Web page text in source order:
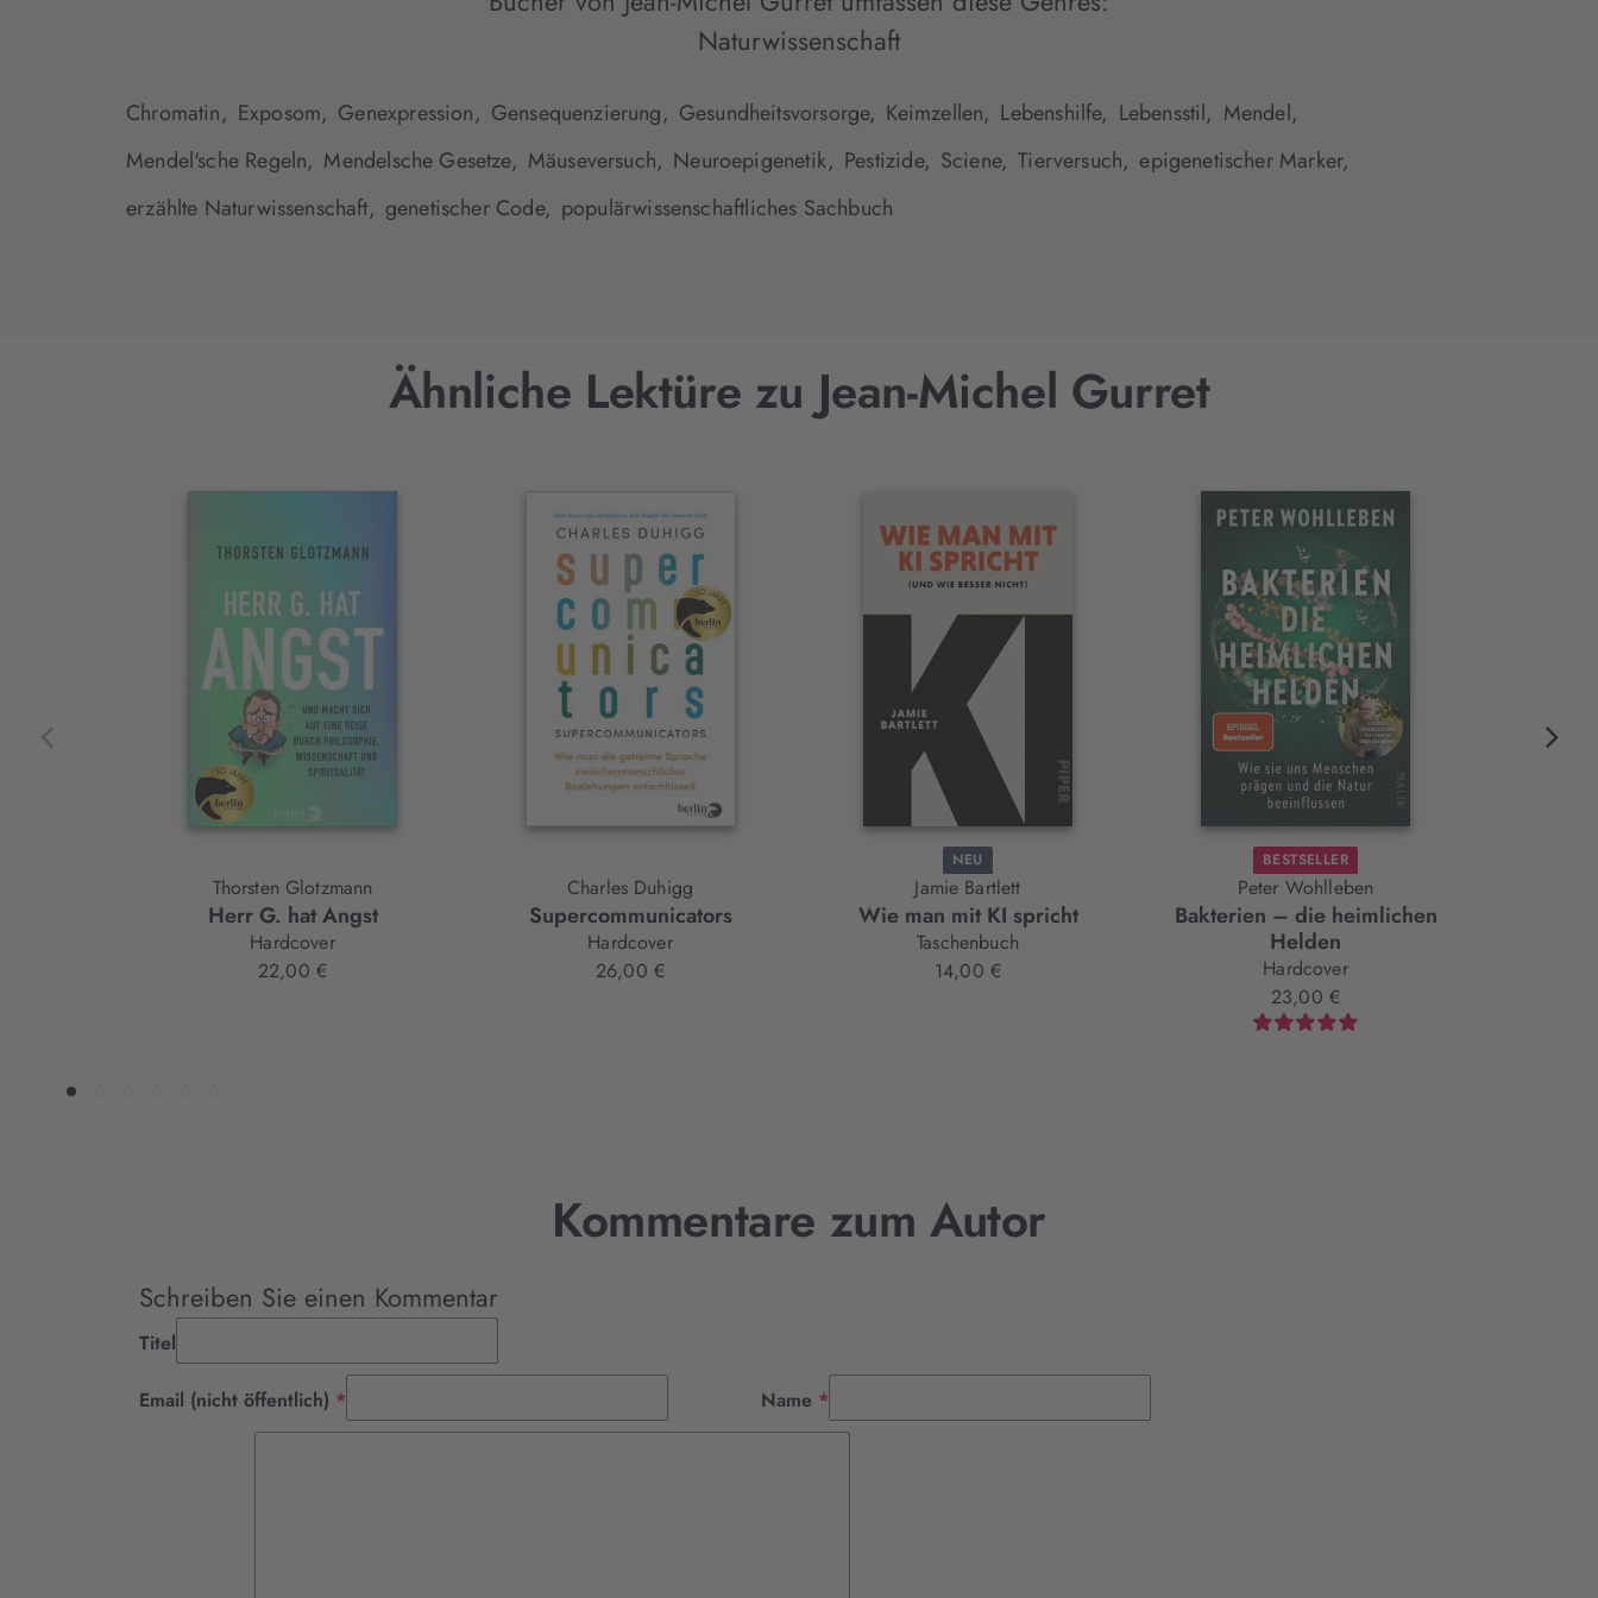
Naturwissenschaft
Chromatin, Exposom, Genexpression, Gensequenzierung, Gesundheitsvorsorge, Keimzellen, Lebenshilfe, Lebensstil, Mendel,
Mendel'sche Regeln, Mendelsche Gesetze, Mäuseversuch, Neuroepigenetik, Pestizide, Sciene, Tierversuch, epigenetischer Marker,
erzählte Naturwissenschaft, genetischer Code, populärwissenschaftliches Sachbuch
Ähnliche Lektüre zu Jean-Michel Gurret
Interaktives
Thorsten Glotzmann
Herr G. hat Angst
Hardcover
22,00 €
Charles Duhigg
Supercommunicators
Hardcover
26,00 €
NEU
Jamie Bartlett
Wie man mit KI spricht
Taschenbuch
14,00 €
BESTSELLER
Peter Wohlleben
Bakterien – die heimlichen
Helden
Hardcover
23,00 €
Kommentare zum Autor
Schreiben Sie einen Kommentar
Titel
Email (nicht öffentlich) * Name *Pflichtfeld